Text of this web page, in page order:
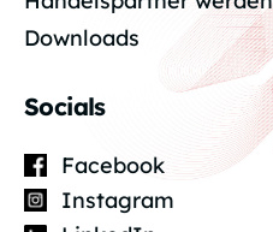
Downloads
Socials
Facebook
Instagram